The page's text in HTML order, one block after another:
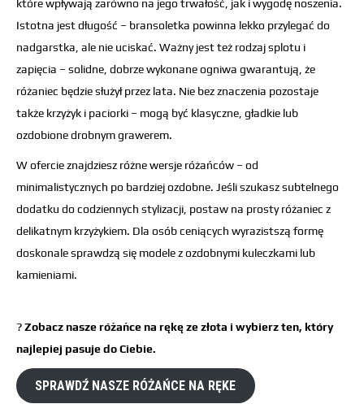
które wpływają zarówno na jego trwałość, jak i wygodę noszenia.
Istotna jest długość – bransoletka powinna lekko przylegać do
nadgarstka, ale nie uciskać. Ważny jest też rodzaj splotu i
zapięcia – solidne, dobrze wykonane ogniwa gwarantują, że
różaniec będzie służył przez lata. Nie bez znaczenia pozostaje
także krzyżyk i paciorki – mogą być klasyczne, gładkie lub
ozdobione drobnym grawerem.
W ofercie znajdziesz różne wersje różańców – od
minimalistycznych po bardziej ozdobne. Jeśli szukasz subtelnego
dodatku do codziennych stylizacji, postaw na prosty różaniec z
delikatnym krzyżykiem. Dla osób ceniących wyrazistszą formę
doskonale sprawdzą się modele z ozdobnymi kuleczkami lub
kamieniami.
?Zobacz nasze różańce na rękę ze złota i wybierz ten, który
najlepiej pasuje do Ciebie.
SPRAWDŹ NASZE RÓŻAŃCE NA RĘKE